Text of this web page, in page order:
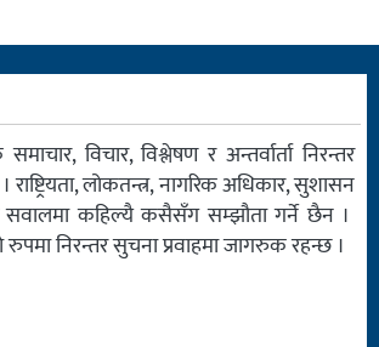
विचार, विश्लेषण र अन्तर्वार्ता निरन्तर
राष्ट्रियता, लोकतन्त्र, नागरिक अधिकार, सुशासन
सवालमा कहिल्यै कसैसँग सम्झौता गर्ने छैन ।
निरन्तर सुचना प्रवाहमा जागरुक रहन्छ ।